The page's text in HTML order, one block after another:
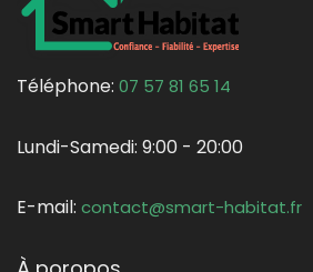
Téléphone: 07 57 81 65 14
Lundi-Samedi: 9:00 - 20:00
E-mail: contact@smart-habitat.fr